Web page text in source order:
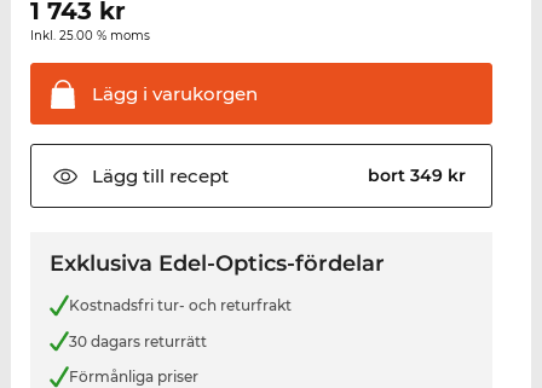
1 743 kr
Inkl. 25.00 % moms
Lägg i varukorgen
Lägg till recept bort 349 kr
Exklusiva Edel-Optics-fördelar
Kostnadsfri tur- och returfrakt
30 dagars returrätt
Förmånliga priser